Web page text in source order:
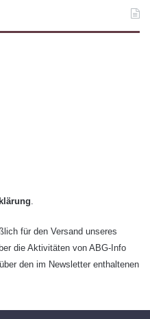
.
für den Versand unseres
die Aktivitäten von ABG-Info
den im Newsletter enthaltenen